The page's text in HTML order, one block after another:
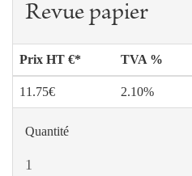
Revue papier
Prix HT €* TVA %
11.75€ 2.10%
Quantité